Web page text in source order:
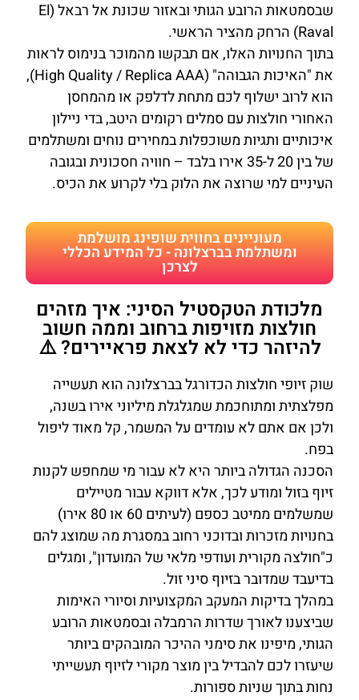
שבסמטאות הרובע הגותי ובאזור שכונת אל רבאל (El
Raval) הרחק מהציר הראשי.
בתוך החנויות האלו, אם תבקשו מהמוכר בנימוס לראות
את "האיכות הגבוהה" (High Quality / Replica AAA),
הוא לרוב ישלוף לכם מתחת לדלפק או מהמחסן
האחורי חולצות עם סמלים רקומים היטב, בדי ניילון
איכותיים ותגיות משוכפלות במחירים נוחים ומשתלמים
של בין 20 ל-35 אירו בלבד – חוויה חסכונית ובגובה
העיניים למי שרוצה את הלוק בלי לקרוע את הכיס.
מעוניינים בחווית שופינג מושלמת
ומשתלמת בברצלונה - כל המידע הכללי
לצרכן
מלכודת הטקסטיל הסיני: איך מזהים
חולצות מזויפות ברחוב וממה חשוב
להיזהר כדי לא לצאת פראיירים? ⚠️
שוק זיופי חולצות הכדורגל בברצלונה הוא תעשייה
מפלצתית ומתוחכמת שמגלגלת מיליוני אירו בשנה,
ולכן אם אתם לא עומדים על המשמר, קל מאוד ליפול
בפח.
הסכנה הגדולה ביותר היא לא עבור מי שמחפש לקנות
זיוף בזול ומודע לכך, אלא דווקא עבור מטיילים
שמשלמים ממיטב כספם (לעיתים 60 או 80 אירו)
בחנויות מזכרות ובדוכני רחוב במסגרת מה שמוצג להם
כ"חולצה מקורית ועודפי מלאי של המועדון", ומגלים
בדיעבד שמדובר בזיוף סיני זול.
במהלך בדיקות המעקב המקצועיות וסיורי האימות
שביצענו לאורך שדרות הרמבלה ובסמטאות הרובע
הגותי, מיפינו את סימני ההיכר המובהקים ביותר
שיעזרו לכם להבדיל בין מוצר מקורי לזיוף תעשייתי
נחות בתוך שניות ספורות.